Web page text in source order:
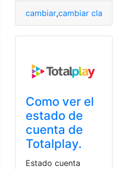
México,Totalplay
cambiar,cambiar clave
Como ver el
estado de
cuenta de
Totalplay.
Estado cuenta